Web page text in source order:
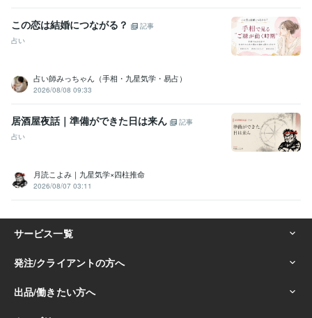
この恋は結婚につながる？
記事
占い
占い師みっちゃん（手相・九星気学・易占）
2026/08/08 09:33
居酒屋夜話｜準備ができた日は来ん
記事
占い
月読こよみ｜九星気学×四柱推命
2026/08/07 03:11